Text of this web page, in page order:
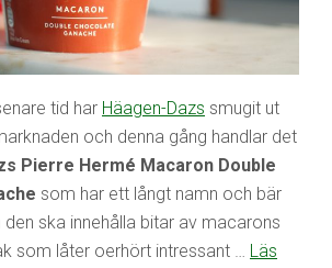
tid har Häagen-Dazs smugit ut
och denna gång handlar det
Pierre Hermé Macaron Double
som har ett långt namn och bär
ska innehålla bitar av macarons
som låter oerhört intressant … Läs